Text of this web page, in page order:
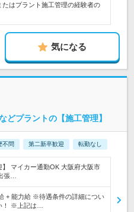
はプラント施工管理の経験者の
気になる
どプラントの【施工管理】
不問 第二新卒歓迎 転勤なし
】 マイカー通勤OK 大阪府大阪市
張…
+ 能力給 ※待遇条件の詳細につい
！ ※上記は…